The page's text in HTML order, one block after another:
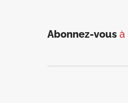
Abonnez-vous à